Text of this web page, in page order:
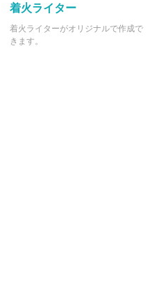
着火ライター
着火ライターがオリジナルで作成で
きます。